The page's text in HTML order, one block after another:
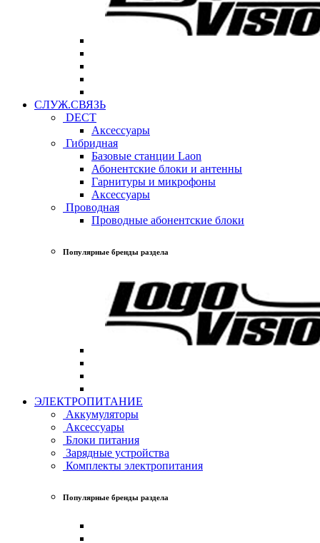
СЛУЖ.СВЯЗЬ
DECT
Аксессуары
Гибридная
Базовые станции Laon
Абонентские блоки и антенны
Гарнитуры и микрофоны
Аксессуары
Проводная
Проводные абонентские блоки
Популярные бренды раздела
ЭЛЕКТРОПИТАНИЕ
Аккумуляторы
Аксессуары
Блоки питания
Зарядные устройства
Комплекты электропитания
Популярные бренды раздела